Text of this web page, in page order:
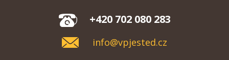
+420 702 080 283
info@vpjested.cz